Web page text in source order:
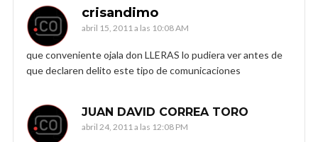
crisandimo
abril 15, 2011 a las 10:08 AM
que conveniente ojala don LLERAS lo pudiera ver antes de
que declaren delito este tipo de comunicaciones
JUAN DAVID CORREA TORO
abril 24, 2011 a las 12:08 PM